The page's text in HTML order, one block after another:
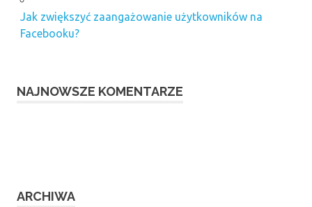
Jak zwiększyć zaangażowanie użytkowników na
Facebooku?
NAJNOWSZE KOMENTARZE
ARCHIWA